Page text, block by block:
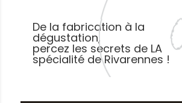
De la fabrication à la
dégustation,
percez les secrets de LA
spécialité de Rivarennes !